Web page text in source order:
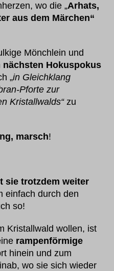
wo die „Arhats,
aus dem Märchen“
Mönchlein und
nächsten Hokuspokus
„in Gleichklang
Pforte zur
Kristallwalds“zu
marsch!
sie trotzdem weiter
einfach durch den
so!
Kristallwald wollen, ist
rampenförmige
hinein und zum
wo sie sich wieder